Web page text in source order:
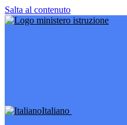
Salta al contenuto
Italiano